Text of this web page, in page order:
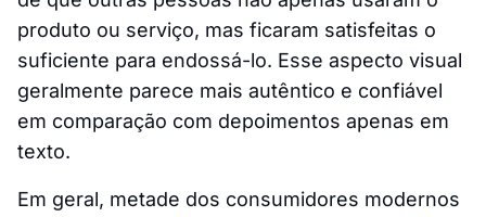
produto ou serviço, mas ficaram satisfeitas o
suficiente para endossá-lo. Esse aspecto visual
geralmente parece mais autêntico e confiável
em comparação com depoimentos apenas em
texto.
Em geral, metade dos consumidores modernos